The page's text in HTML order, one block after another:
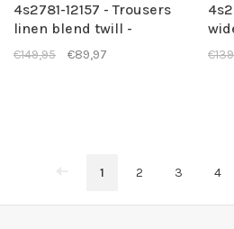
4s2781-12157 - Trousers
linen blend twill -
Pebblebeige
€149,95 €89,97
1 2 3 4